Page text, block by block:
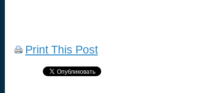
Print This Post